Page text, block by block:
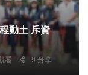
動土 斥資
看 9 分享